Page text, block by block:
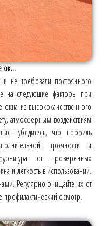
ок...
не требовали постоянного
на следующие факторы при
из высококачественного
атмосферным воздействиям
убедитесь, что профиль
прочности и
от проверенных
и лёгкость в использовании.
Регулярно очищайте их от
профилактический осмотр.